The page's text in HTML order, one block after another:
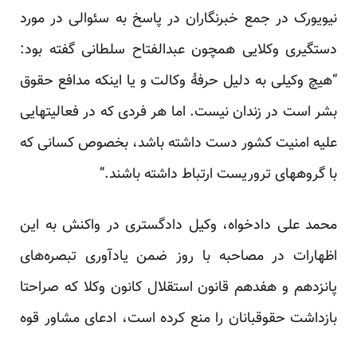
نیویورک در جمع خبرنگاران در پاسخ به سئوالی در مورد
دستگیری وکلایی همچون عبدالفتاح سلطانی گفته بود:
“هیچ وکیلی به دلیل حرفۀ وکالت و یا اینکه مدافع حقوق
بشر است در زندان نیست. اما هر فردی که در فعالیتهایی
علیه امنیت کشور دست داشته باشد، بخصوص کسانی که
با گروههای تروریست ارتباط داشته باشند.”
محمد علی دادخواه، وکیل دادگستری در واکنش به این
اظهارات در مصاحبه با روز ضمن یادآوری تبصره‌های
پانزدهم و هفدهم قانون استقلال کانون وکلا که صراحتا
بازداشت حقوقبانان را منع کرده است، ادعای مشاور قوه